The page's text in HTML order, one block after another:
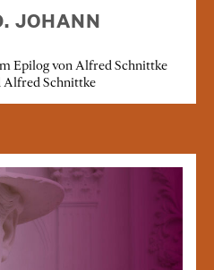
JOHANN
Epilog von Alfred Schnittke
Alfred Schnittke